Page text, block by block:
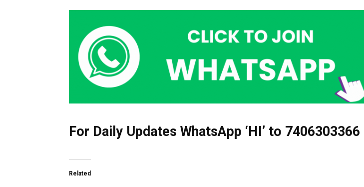
For Daily Updates WhatsApp ‘HI’ to 7406303366
Related